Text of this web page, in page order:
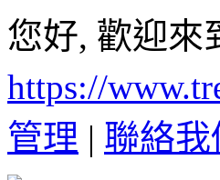
您好, 歡迎來
https://
管理 | 聯絡我